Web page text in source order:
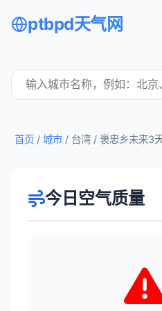
ptbpd天气网
首页 / 城市 / 台湾 / 褒忠乡未来3
今日空气质量